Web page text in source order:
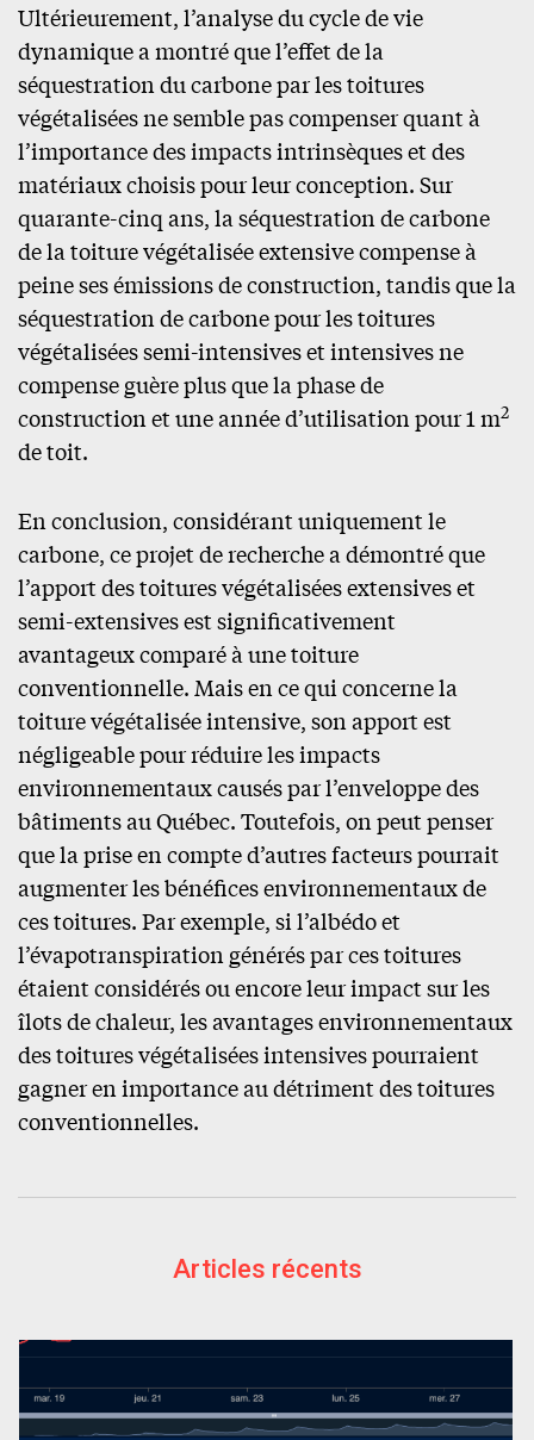
Ultérieurement, l’analyse du cycle de vie
dynamique a montré que l’effet de la
séquestration du carbone par les toitures
végétalisées ne semble pas compenser quant à
l’importance des impacts intrinsèques et des
matériaux choisis pour leur conception. Sur
quarante-cinq ans, la séquestration de carbone
de la toiture végétalisée extensive compense à
peine ses émissions de construction, tandis que la
séquestration de carbone pour les toitures
végétalisées semi-intensives et intensives ne
compense guère plus que la phase de
construction et une année d’utilisation pour 1 m2
de toit.
En conclusion, considérant uniquement le
carbone, ce projet de recherche a démontré que
l’apport des toitures végétalisées extensives et
semi-extensives est significativement
avantageux comparé à une toiture
conventionnelle. Mais en ce qui concerne la
toiture végétalisée intensive, son apport est
négligeable pour réduire les impacts
environnementaux causés par l’enveloppe des
bâtiments au Québec. Toutefois, on peut penser
que la prise en compte d’autres facteurs pourrait
augmenter les bénéfices environnementaux de
ces toitures. Par exemple, si l’albédo et
l’évapotranspiration générés par ces toitures
étaient considérés ou encore leur impact sur les
îlots de chaleur, les avantages environnementaux
des toitures végétalisées intensives pourraient
gagner en importance au détriment des toitures
conventionnelles.
Articles récents